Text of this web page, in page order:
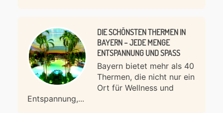
DIE SCHÖNSTEN THERMEN IN
BAYERN – JEDE MENGE
ENTSPANNUNG UND SPASS
Bayern bietet mehr als 40
Thermen, die nicht nur ein
Ort für Wellness und
Entspannung,...